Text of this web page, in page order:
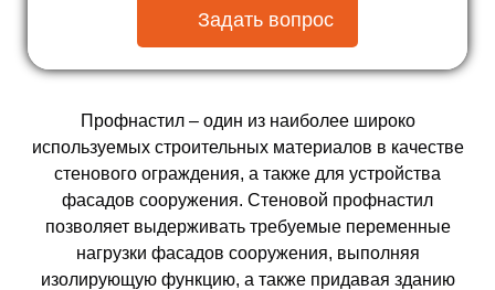
Задать вопрос
Профнастил – один из наиболее широко
используемых строительных материалов в качестве
стенового ограждения, а также для устройства
фасадов сооружения. Стеновой профнастил
позволяет выдерживать требуемые переменные
нагрузки фасадов сооружения, выполняя
изолирующую функцию, а также придавая зданию